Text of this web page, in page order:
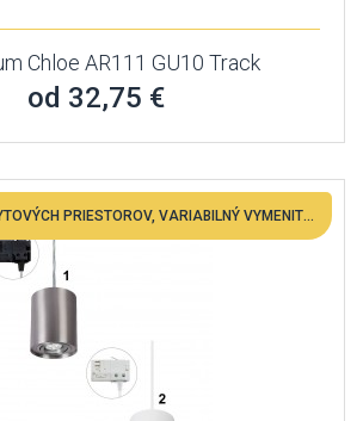
Chloe AR111 GU10 Track
od 32,75 €
VHODNÉ DO BYTOVÝCH PRIESTOROV, VARIABILNÝ VYMENITEĽNÁ LED